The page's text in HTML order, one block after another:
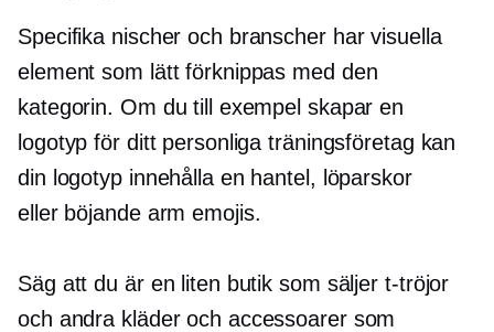
Specifika nischer och branscher har visuella
element som lätt förknippas med den
kategorin. Om du till exempel skapar en
logotyp för ditt personliga träningsföretag kan
din logotyp innehålla en hantel, löparskor
eller böjande arm emojis.
Säg att du är en liten butik som säljer t-tröjor
och andra kläder och accessoarer som